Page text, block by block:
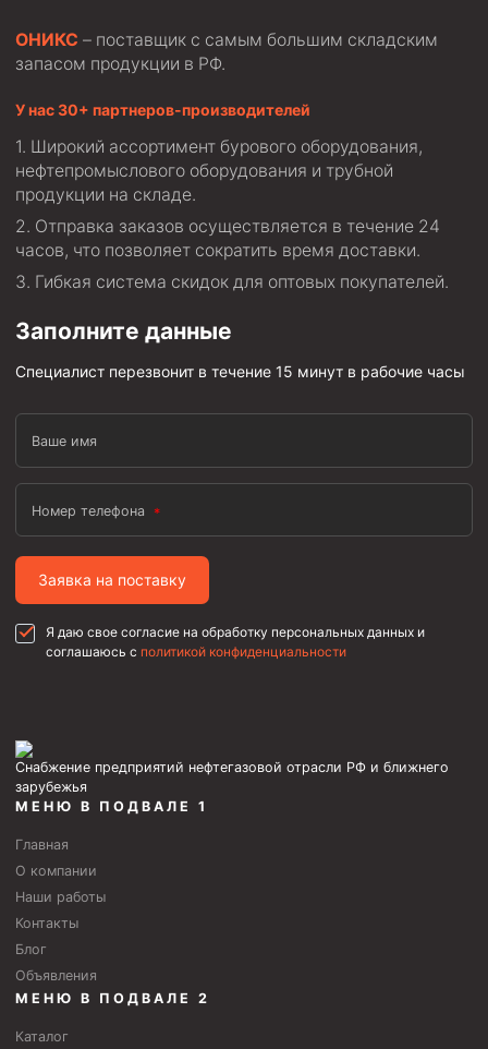
Ерши механические
Удочки ловильные
Труболовки
Шламометаллоуловитель ШМУ
Обурочный комплекс ОК
заводным зубом
Магнитные ловители
Фрезеры стартово-оконные
Калибраторы расширители
Фрезеры пилотные
Райберы конусные
Фрезеры кольцевые
Фрезерующие инструменты
Клинья — отклонители
Метчики ловильные
Колокола ловильные
Быстроразъёмные соединения (БРС)
Рукава буровые
Стропы
ОНИКС – поставщик с самым большим складским
запасом продукции в РФ.
У нас 30+ партнеров-производителей
Широкий ассортимент бурового оборудования,
нефтепромыслового оборудования и трубной
продукции на складе.
Отправка заказов осуществляется в течение 24
часов, что позволяет сократить время доставки.
Гибкая система скидок для оптовых покупателей.
Заполните данные
Специалист перезвонит в течение 15 минут в рабочие часы
Ваше имя
Номер телефона
Заявка на поставку
Я даю свое согласие на обработку персональных данных и
соглашаюсь с политикой конфиденциальности
Снабжение предприятий нефтегазовой отрасли РФ и ближнего
зарубежья
МЕНЮ В ПОДВАЛЕ 1
Главная
О компании
Наши работы
Контакты
Блог
Объявления
МЕНЮ В ПОДВАЛЕ 2
Каталог